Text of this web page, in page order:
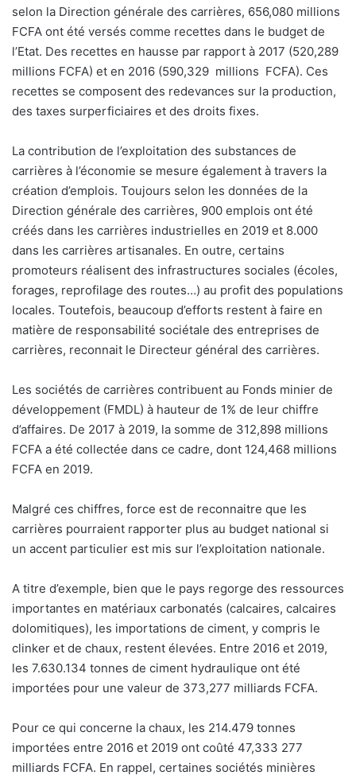
selon la Direction générale des carrières, 656,080 millions
FCFA ont été versés comme recettes dans le budget de
l’Etat. Des recettes en hausse par rapport à 2017 (520,289
millions FCFA) et en 2016 (590,329 millions FCFA). Ces
recettes se composent des redevances sur la production,
des taxes surperficiaires et des droits fixes.
La contribution de l’exploitation des substances de
carrières à l’économie se mesure également à travers la
création d’emplois. Toujours selon les données de la
Direction générale des carrières, 900 emplois ont été
créés dans les carrières industrielles en 2019 et 8.000
dans les carrières artisanales. En outre, certains
promoteurs réalisent des infrastructures sociales (écoles,
forages, reprofilage des routes…) au profit des populations
locales. Toutefois, beaucoup d’efforts restent à faire en
matière de responsabilité sociétale des entreprises de
carrières, reconnait le Directeur général des carrières.
Les sociétés de carrières contribuent au Fonds minier de
développement (FMDL) à hauteur de 1% de leur chiffre
d’affaires. De 2017 à 2019, la somme de 312,898 millions
FCFA a été collectée dans ce cadre, dont 124,468 millions
FCFA en 2019.
Malgré ces chiffres, force est de reconnaitre que les
carrières pourraient rapporter plus au budget national si
un accent particulier est mis sur l’exploitation nationale.
A titre d’exemple, bien que le pays regorge des ressources
importantes en matériaux carbonatés (calcaires, calcaires
dolomitiques), les importations de ciment, y compris le
clinker et de chaux, restent élevées. Entre 2016 et 2019,
les 7.630.134 tonnes de ciment hydraulique ont été
importées pour une valeur de 373,277 milliards FCFA.
Pour ce qui concerne la chaux, les 214.479 tonnes
importées entre 2016 et 2019 ont coûté 47,333 277
milliards FCFA. En rappel, certaines sociétés minières